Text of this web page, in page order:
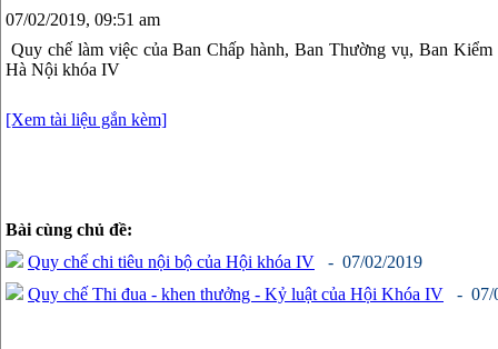
07/02/2019, 09:51 am
Quy chế làm việc của Ban Chấp hành, Ban Thường vụ, Ban
Hà Nội khóa IV
[Xem tài liệu gắn kèm]
Bài cùng chủ đề:
Quy chế chi tiêu nội bộ của Hội khóa IV
- 07/02/2019
Quy chế Thi đua - khen thưởng - Kỷ luật của Hội Khóa IV
- 07/